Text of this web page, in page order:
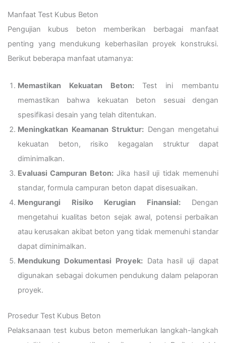
Manfaat Test Kubus Beton
Pengujian kubus beton memberikan berbagai manfaat
penting yang mendukung keberhasilan proyek konstruksi.
Berikut beberapa manfaat utamanya:
Memastikan Kekuatan Beton:Test ini membantu
memastikan bahwa kekuatan beton sesuai dengan
spesifikasi desain yang telah ditentukan.
Meningkatkan Keamanan Struktur: Dengan mengetahui
kekuatan beton, risiko kegagalan struktur dapat
diminimalkan.
Evaluasi Campuran Beton:Jika hasil uji tidak memenuhi
standar, formula campuran beton dapat disesuaikan.
Mengurangi Risiko Kerugian Finansial:Dengan
mengetahui kualitas beton sejak awal, potensi perbaikan
atau kerusakan akibat beton yang tidak memenuhi standar
dapat diminimalkan.
Mendukung Dokumentasi Proyek:Data hasil uji dapat
digunakan sebagai dokumen pendukung dalam pelaporan
proyek.
Prosedur Test Kubus Beton
Pelaksanaan test kubus beton memerlukan langkah-langkah